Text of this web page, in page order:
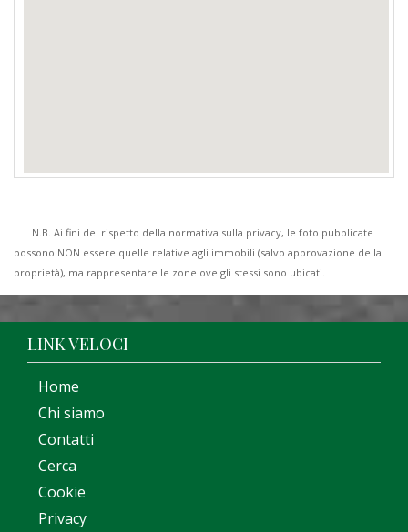
N.B. Ai fini del rispetto della normativa sulla privacy, le foto pubblicate
possono NON essere quelle relative agli immobili (salvo approvazione della
proprietà), ma rappresentare le zone ove gli stessi sono ubicati.
LINK VELOCI
Home
Chi siamo
Contatti
Cerca
Cookie
Privacy